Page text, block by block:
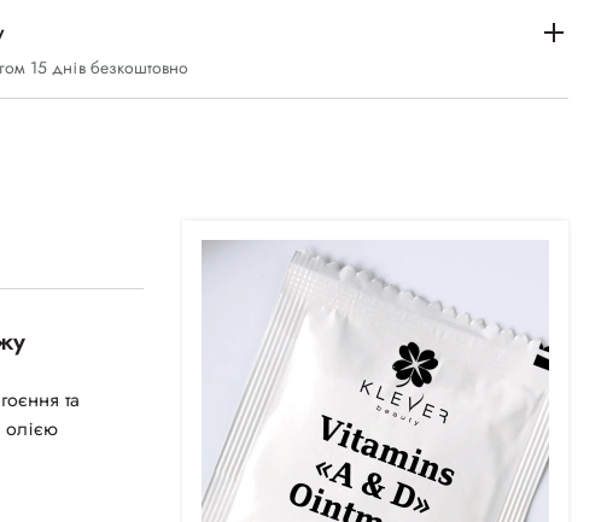
15 днів безкоштовно
та
олією